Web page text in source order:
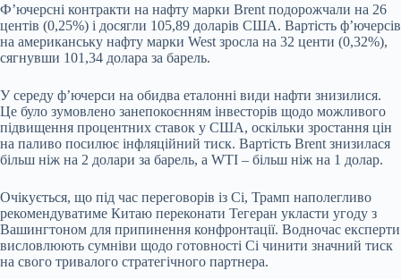
Ф’ючерсні контракти на нафту марки Brent подорожчали на 26
центів (0,25%) і досягли 105,89 доларів США. Вартість ф’ючерсів
на американську нафту марки West зросла на 32 центи (0,32%),
сягнувши 101,34 долара за барель.
У середу ф’ючерси на обидва еталонні види нафти знизилися.
Це було зумовлено занепокоєнням інвесторів щодо можливого
підвищення процентних ставок у США, оскільки зростання цін
на паливо посилює інфляційний тиск. Вартість Brent знизилася
більш ніж на 2 долари за барель, а WTI – більш ніж на 1 долар.
Очікується, що під час переговорів із Сі, Трамп наполегливо
рекомендуватиме Китаю переконати Тегеран укласти угоду з
Вашингтоном для припинення конфронтації. Водночас експерти
висловлюють сумніви щодо готовності Сі чинити значний тиск
на свого тривалого стратегічного партнера.